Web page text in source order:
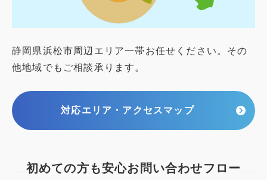
静岡県浜松市周辺エリア一帯お任せください。その
他地域でもご相談承ります。
対応エリア・アクセスマップ
初めての方も安心お問い合わせフロー